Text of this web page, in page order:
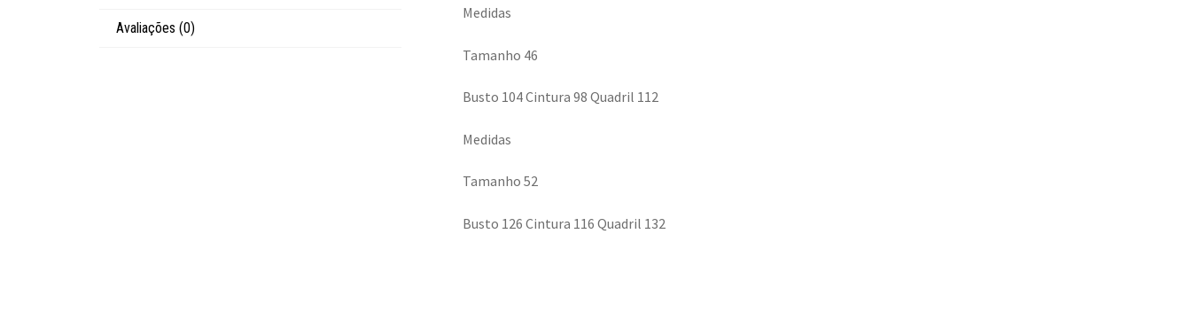
Avaliações (0)
Medidas
Tamanho 46
Busto 104 Cintura 98 Quadril 112
Medidas
Tamanho 52
Busto 126 Cintura 116 Quadril 132